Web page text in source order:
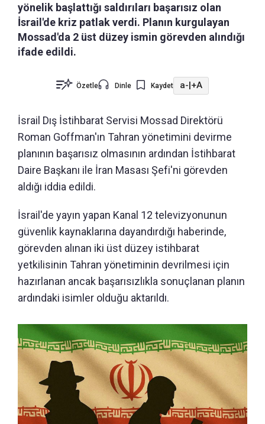
yönelik başlattığı saldırıları başarısız olan
İsrail'de kriz patlak verdi. Planın kurgulayan
Mossad'da 2 üst düzey ismin görevden alındığı
ifade edildi.
Özetle Dinle Kaydet a- +A
İsrail Dış İstihbarat Servisi Mossad Direktörü
Roman Goffman'ın Tahran yönetimini devirme
planının başarısız olmasının ardından İstihbarat
Daire Başkanı ile İran Masası Şefi'ni görevden
aldığı iddia edildi.
İsrail'de yayın yapan Kanal 12 televizyonunun
güvenlik kaynaklarına dayandırdığı haberinde,
görevden alınan iki üst düzey istihbarat
yetkilisinin Tahran yönetiminin devrilmesi için
hazırlanan ancak başarısızlıkla sonuçlanan planın
ardındaki isimler olduğu aktarıldı.